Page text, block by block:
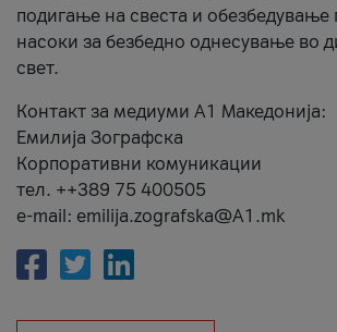
подигање на свеста и обезбедување
насоки за безбедно однесување во
свет.
Контакт за медиуми А1 Македонија:
Емилија Зографска
Корпоративни комуникации
тел. ++389 75 400505
e-mail: emilija.zografska@A1.mk